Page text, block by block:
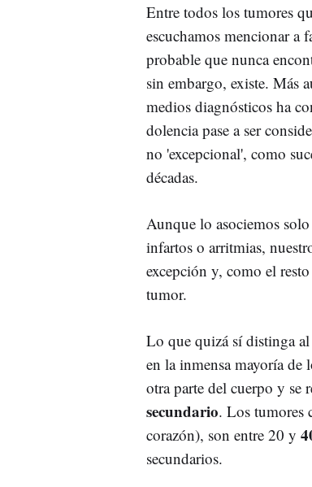
Entre todos los tumores
escuchamos mencionar a
probable que nunca
sin embargo, existe. Más
medios diagnósticos ha
dolencia pase a ser
no 'excepcional', como
décadas.
Aunque lo asociemos
infartos o arritmias,
excepción y, como el
tumor.
Lo que quizá sí distinga
en la inmensa mayoría de
otra parte del cuerpo y se
secundario. Los tumores
corazón), son entre 20 y
secundarios.